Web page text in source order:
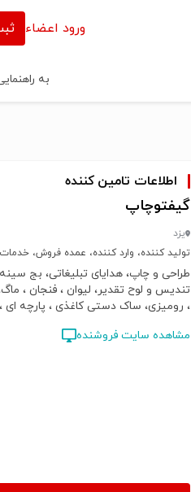
ورود اعضاء
به
اطلاعات تامین کننده
گیفتوچاپ
یزد
تولید کننده، وارد کننده، عمده فروش، خدمات
طراحی و چاپ، هدایای تبلیغاتی، بج
تندیس و لوح تقدیر، لیوان ، فنجان ،
، رومیزی، ساک دستی کاغذی ، پارچه ای ،
خودکار، فلش کارت ، فلش مموری، جاکارتی
مشاهده سایت فروشنده